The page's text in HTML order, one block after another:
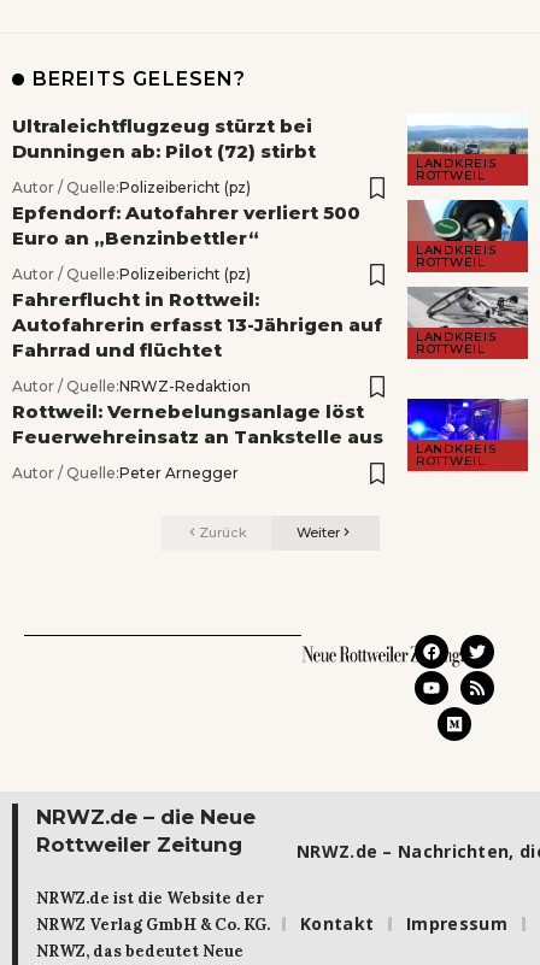
BEREITS GELESEN?
LANDKREIS
ROTTWEIL
Ultraleichtflugzeug stürzt bei
Dunningen ab: Pilot (72) stirbt
Autor / Quelle:Polizeibericht (pz)
LANDKREIS
ROTTWEIL
Epfendorf: Autofahrer verliert 500
Euro an „Benzinbettler“
Autor / Quelle:Polizeibericht (pz)
LANDKREIS
ROTTWEIL
Fahrerflucht in Rottweil:
Autofahrerin erfasst 13-Jährigen auf
Fahrrad und flüchtet
Autor / Quelle:NRWZ-Redaktion
LANDKREIS
ROTTWEIL
Rottweil: Vernebelungsanlage löst
Feuerwehreinsatz an Tankstelle aus
Autor / Quelle:Peter Arnegger
Zurück Weiter
NRWZ.de – die Neue
Rottweiler Zeitung
NRWZ.de ist die Website der
NRWZ Verlag GmbH & Co. KG.
NRWZ, das bedeutet Neue
NRWZ.de – Nachrichten,
Kontakt Impressum